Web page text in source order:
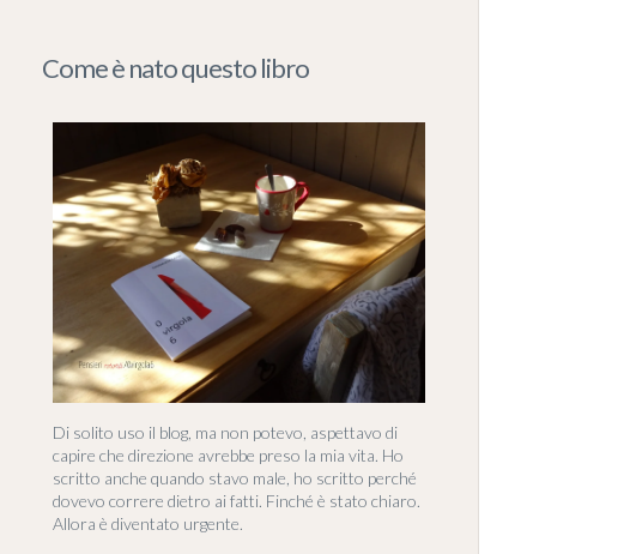
Come è nato questo libro
Di solito uso il blog, ma non potevo, aspettavo di
capire che direzione avrebbe preso la mia vita. Ho
scritto anche quando stavo male, ho scritto perché
dovevo correre dietro ai fatti. Finché è stato chiaro.
Allora è diventato urgente.